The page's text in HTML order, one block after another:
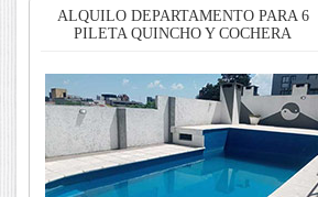
ALQUILO DEPARTAMENTO PARA 6
PILETA QUINCHO Y COCHERA